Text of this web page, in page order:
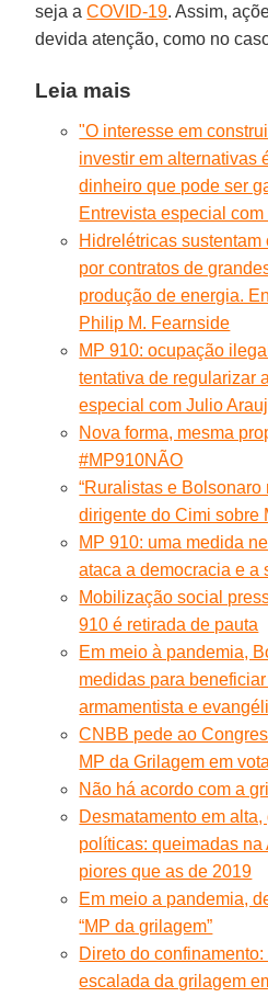
seja aCOVID-19. Assim,
devida atenção, como no
Leia mais
"O interesse em
investir em alternativas
dinheiro que pode ser
Entrevista especial
Hidrelétricas
por contratos de
produção de energia.
Philip M. Fearnside
MP 910: ocupação
tentativa de regularizar
especial com Julio
Nova forma, mesma
#MP910NÃO
“Ruralistas e Bolsonaro
dirigente do Cimi sobre
MP 910: uma medida
ataca a democracia e a
Mobilização social
910 é retirada de pauta
Em meio à pandemia,
medidas para
armamentista e
CNBB pede ao
MP da Grilagem em
Não há acordo com a
Desmatamento em
políticas: queimadas
piores que as de 2019
Em meio a pandemia,
“MP da grilagem”
Direto do
escalada da grilagem